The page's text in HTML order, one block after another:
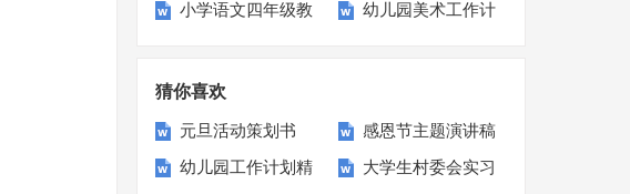
划 15篇)
小学语文四年级教 幼儿园美术工作计
猜你喜欢
元旦活动策划书 感恩节主题演讲稿
幼儿园工作计划精 大学生村委会实习